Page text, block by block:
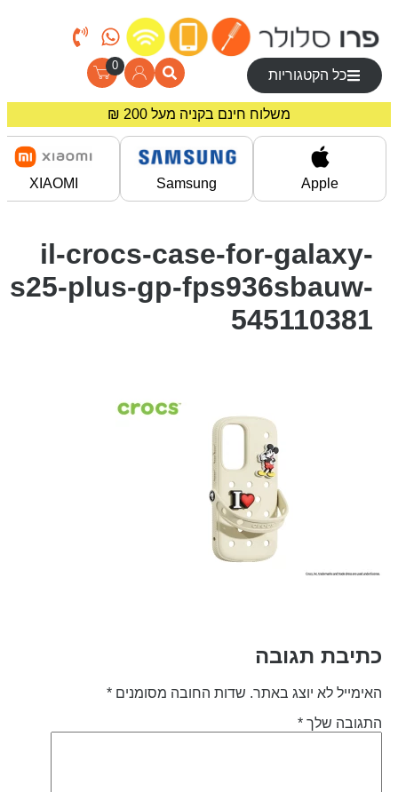
כל הקטגוריות
0
משלוח חינם בקניה מעל 200 ₪
מחירים מיוחדים לרוכשים באתר!
Apple
Samsung
XIAOMI
il-crocs-case-for-galaxy-
s25-plus-gp-fps936sbauw-
545110381
תגובה
לא יוצג באתר. שדות החובה מסומנים*
שלך*